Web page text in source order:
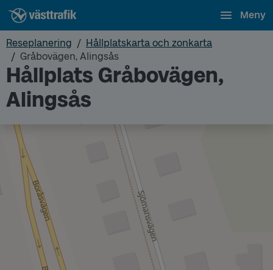
Meny
Reseplanering
Hållplatskarta och zonkarta
Gråbovägen, Alingsås
Hållplats Gråbovägen,
Alingsås